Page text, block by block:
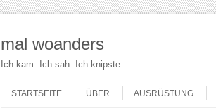
mal woanders
Ich kam. Ich sah. Ich knipste.
Menu
STARTSEITE
ÜBER AUSRÜSTUNG